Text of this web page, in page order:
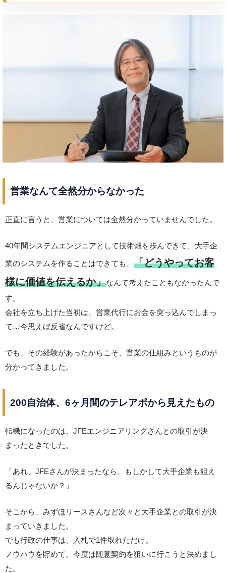
営業なんて全然分からなかった
正直に言うと、営業については全然分かっていませんでした。
40年間システムエンジニアとして技術畑を歩んできて、大手企
業のシステムを作ることはできても、 「どうやってお客
様に価値を伝えるか」なんて考えたこともなかったんで
す。
会社を立ち上げた当初は、営業代行にお金を突っ込んでしまっ
て…今思えば反省なんですけど。
でも、その経験があったからこそ、営業の仕組みというものが
分かってきました。
200自治体、6ヶ月間のテレアポから見えたもの
転機になったのは、JFEエンジニアリングさんとの取引が決
まったときでした。
「あれ、JFEさんが決まったなら、もしかして大手企業も狙え
るんじゃないか？」
そこから、みずほリースさんなど次々と大手企業との取引が決
まっていきました。
でも行政の仕事は、入札で1件取れただけ。
ノウハウを貯めて、今度は随意契約を狙いに行こうと決めまし
た。